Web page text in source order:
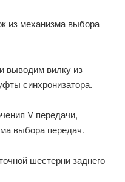
из механизма выбора
выводим вилку из
синхронизатора.
V передачи,
выбора передач.
шестерни заднего